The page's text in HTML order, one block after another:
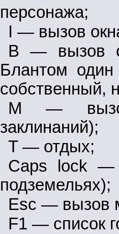
персонажа;
I — вызов
B — вызов
Блантом
собственный,
M — вызов
заклинаний);
T — отдых;
Caps lock —
подземельях);
Esc — вызов
F1 — список